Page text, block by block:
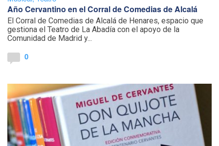
Año Cervantino en el Corral de Comedias de Alcalá
El Corral de Comedias de Alcalá de Henares, espacio que
gestiona el Teatro de La Abadía con el apoyo de la
Comunidad de Madrid y...
0